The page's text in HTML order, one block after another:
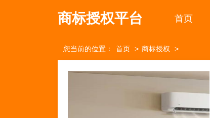
商标授权平台 首页
您当前的位置： 首页 商标授权